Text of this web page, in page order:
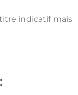
indicatif mais